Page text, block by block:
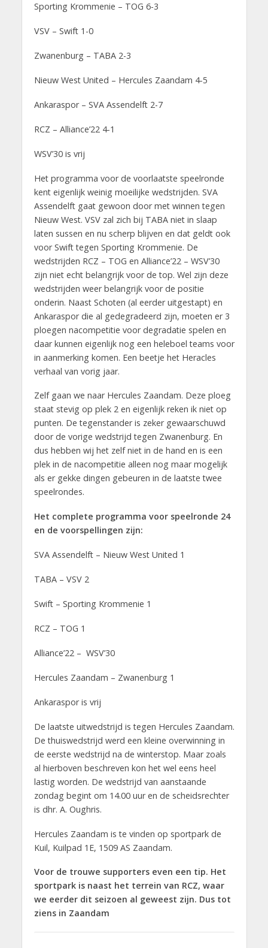
Sporting Krommenie – TOG 6-3
VSV – Swift 1-0
Zwanenburg – TABA 2-3
Nieuw West United – Hercules Zaandam 4-5
Ankaraspor – SVA Assendelft 2-7
RCZ – Alliance’22 4-1
WSV’30 is vrij
Het programma voor de voorlaatste speelronde
kent eigenlijk weinig moeilijke wedstrijden. SVA
Assendelft gaat gewoon door met winnen tegen
Nieuw West. VSV zal zich bij TABA niet in slaap
laten sussen en nu scherp blijven en dat geldt ook
voor Swift tegen Sporting Krommenie. De
wedstrijden RCZ – TOG en Alliance’22 – WSV’30
zijn niet echt belangrijk voor de top. Wel zijn deze
wedstrijden weer belangrijk voor de positie
onderin. Naast Schoten (al eerder uitgestapt) en
Ankaraspor die al gedegradeerd zijn, moeten er 3
ploegen nacompetitie voor degradatie spelen en
daar kunnen eigenlijk nog een heleboel teams voor
in aanmerking komen. Een beetje het Heracles
verhaal van vorig jaar.
Zelf gaan we naar Hercules Zaandam. Deze ploeg
staat stevig op plek 2 en eigenlijk reken ik niet op
punten. De tegenstander is zeker gewaarschuwd
door de vorige wedstrijd tegen Zwanenburg. En
dus hebben wij het zelf niet in de hand en is een
plek in de nacompetitie alleen nog maar mogelijk
als er gekke dingen gebeuren in de laatste twee
speelrondes.
Het complete programma voor speelronde 24
en de voorspellingen zijn:
SVA Assendelft – Nieuw West United 1
TABA – VSV 2
Swift – Sporting Krommenie 1
RCZ – TOG 1
Alliance’22 – WSV’30
Hercules Zaandam – Zwanenburg 1
Ankaraspor is vrij
De laatste uitwedstrijd is tegen Hercules Zaandam.
De thuiswedstrijd werd een kleine overwinning in
de eerste wedstrijd na de winterstop. Maar zoals
al hierboven beschreven kon het wel eens heel
lastig worden. De wedstrijd van aanstaande
zondag begint om 14.00 uur en de scheidsrechter
is dhr. A. Oughris.
Hercules Zaandam is te vinden op sportpark de
Kuil, Kuilpad 1E, 1509 AS Zaandam.
Voor de trouwe supporters even een tip. Het
sportpark is naast het terrein van RCZ, waar
we eerder dit seizoen al geweest zijn. Dus tot
ziens in Zaandam